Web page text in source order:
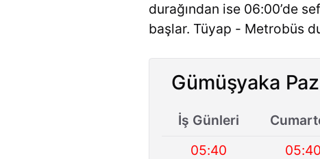
durağından ise 06:00’de
başlar. Tüyap - Metrobüs
Gümüşyaka
İş Günleri
05:40
05:40